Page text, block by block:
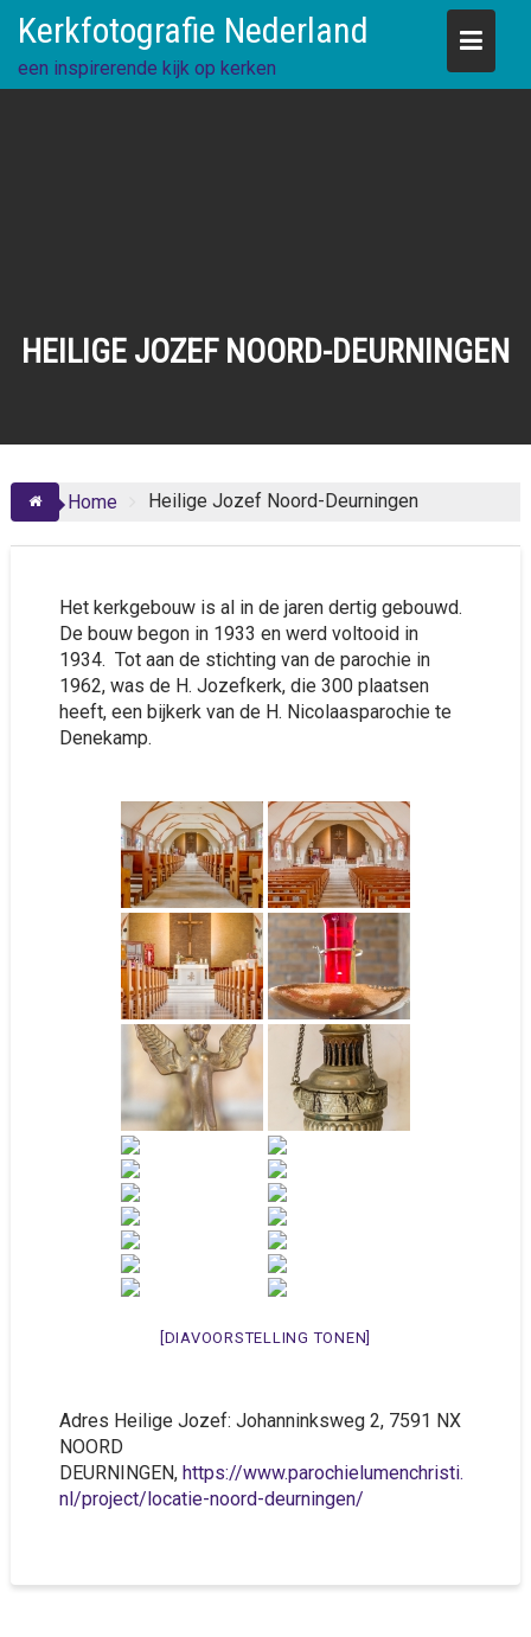
content
Kerkfotografie Nederland
een inspirerende kijk op kerken
HEILIGE JOZEF NOORD-DEURNINGEN
Home Heilige Jozef Noord-Deurningen
Het kerkgebouw is al in de jaren dertig gebouwd.
De bouw begon in 1933 en werd voltooid in
1934. Tot aan de stichting van de parochie in
1962, was de H. Jozefkerk, die 300 plaatsen
heeft, een bijkerk van de H. Nicolaasparochie te
Denekamp.
[DIAVOORSTELLING TONEN]
Adres Heilige Jozef: Johanninksweg 2, 7591 NX
NOORD
DEURNINGEN, https://www.parochielumenchristi.
nl/project/locatie-noord-deurningen/